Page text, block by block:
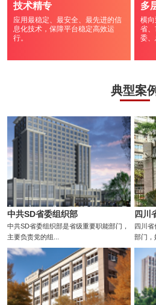
技术精专
应用最稳定、最安全、最先进的信
息化技术，保障平台稳定高效运
行。
多
横
省
委
典型案
中共SD省委组织部
中共SD省委组织部是省级重要职能部门，
主要负责党的组...
四川
四川
部门，